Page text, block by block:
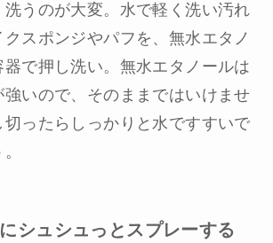
洗うのが大変。水で軽く洗い汚れ
スポンジやパフを、無水エタノ
で押し洗い。無水エタノールは
強いので、そのままではいけませ
切ったらしっかりと水ですすいで
シュシュっとスプレーする